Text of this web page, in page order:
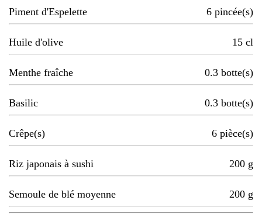
Piment d'Espelette 6 pincée(s)
Huile d'olive 15 cl
Menthe fraîche 0.3 botte(s)
Basilic 0.3 botte(s)
Crêpe(s) 6 pièce(s)
Riz japonais à sushi 200 g
Semoule de blé moyenne 200 g